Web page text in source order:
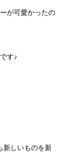
が可愛かったの
す♪
新しいものを新